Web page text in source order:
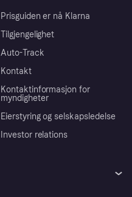
Prisguiden er nå Klarna
Tilgjengelighet
Auto-Track
Kontakt
Kontaktinformasjon for
myndigheter
Eierstyring og selskapsledelse
Investor relations